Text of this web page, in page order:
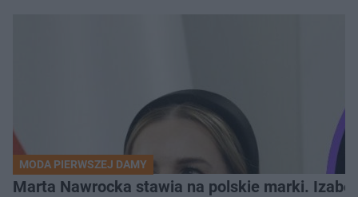
MODA PIERWSZEJ DAMY
Marta Nawrocka stawia na polskie marki.